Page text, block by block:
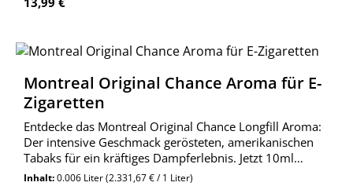
Montreal Original Chance Aroma für E-
Zigaretten
Entdecke das Montreal Original Chance Longfill Aroma:
Der intensive Geschmack gerösteten, amerikanischen
Tabaks für ein kräftiges Dampferlebnis. Jetzt 10ml
Aroma in 60ml Flasche bestellen!
Inhalt:0.006 Liter(2.331,67 € / 1 Liter)